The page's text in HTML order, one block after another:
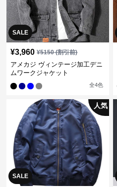
SALE
¥3,960 ¥5150(割引前)
アメカジ ヴィンテージ加工デニ
ムワークジャケット
全4色
SALE
人気